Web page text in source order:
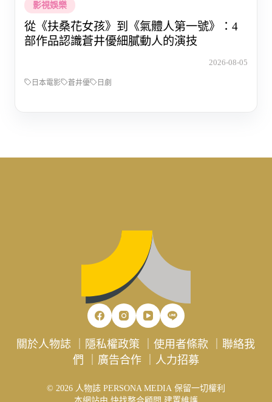
影視娛樂
從《扶桑花女孩》到《氣體人第一號》：4
部作品認識蒼井優細膩動人的演技
2026-08-05
日本電影 蒼井優 日劇
關於人物誌 隱私權政策 ｜使用者條款 ｜聯絡我
們
廣告合作｜ 人力招募
© 2026 人物誌 PERSONA MEDIA 保留一切權利